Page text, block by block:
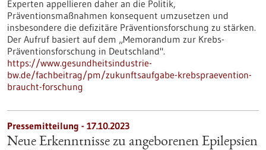
Experten appellieren daher an die Politik,
Präventionsmaßnahmen konsequent umzusetzen und
insbesondere die defizitäre Präventionsforschung zu stärken.
Der Aufruf basiert auf dem „Memorandum zur Krebs-
Präventionsforschung in Deutschland".
https://www.gesundheitsindustrie-
bw.de/fachbeitrag/pm/zukunftsaufgabe-krebspraevention-
braucht-forschung
Pressemitteilung - 17.10.2023
Neue Erkenntnisse zu angeborenen Epilepsien